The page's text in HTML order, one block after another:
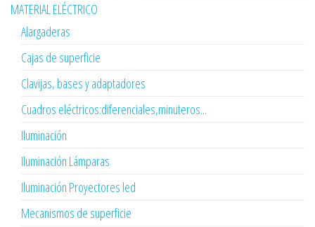
MATERIAL ELÉCTRICO
Alargaderas
Cajas de superficie
Clavijas, bases y adaptadores
Cuadros eléctricos:diferenciales,minuteros...
Iluminación
Iluminación Lámparas
Iluminación Proyectores led
Mecanismos de superficie